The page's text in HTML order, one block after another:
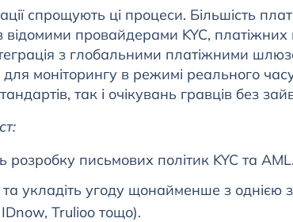
спрощують ці процеси. Більшість
відомими провайдерами KYC, платіжних
з глобальними платіжними
моніторингу в режимі реального
так і очікувань гравців без
розробку письмових політик KYC та AML.
та укладіть угоду щонайменше з
Trulioo тощо).